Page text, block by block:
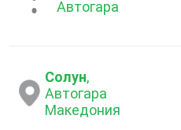
Автогара
Солун,
Автогара
Македония